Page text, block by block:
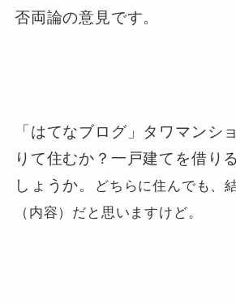
否両論の意見です。
「はてなブログ」タワマンシ
りて住むか？一戸建てを借り
しょうか。
どちらに住んでも、
（内容）だと思いますけど。